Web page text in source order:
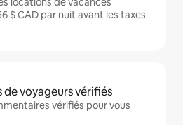
$ CAD par nuit avant les taxes
voyageurs vérifiés
vérifiés pour vous